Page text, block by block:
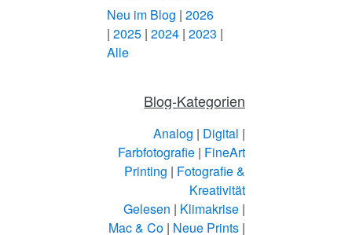
Neu im Blog | 2026
| 2025| 2024| 2023 |
Alle
Blog-Kategorien
Analog | Digital |
Farbfotografie | FineArt
Printing | Fotografie &
Kreativität
Gelesen | Klimakrise |
Mac & Co | Neue Prints |